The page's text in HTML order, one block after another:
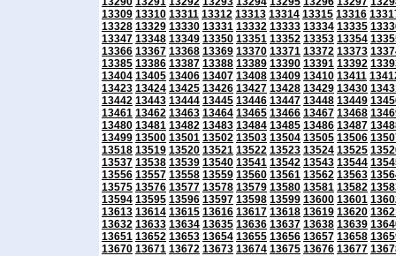
13309 13310 13311 13312 13313 13314 13315 13316
13328 13329 13330 13331 13332 13333 13334 13335
13347 13348 13349 13350 13351 13352 13353 13354
13366 13367 13368 13369 13370 13371 13372 13373
13385 13386 13387 13388 13389 13390 13391 13392
13404 13405 13406 13407 13408 13409 13410 13411
13423 13424 13425 13426 13427 13428 13429 13430
13442 13443 13444 13445 13446 13447 13448 13449
13461 13462 13463 13464 13465 13466 13467 13468
13480 13481 13482 13483 13484 13485 13486 13487
13499 13500 13501 13502 13503 13504 13505 13506
13518 13519 13520 13521 13522 13523 13524 13525
13537 13538 13539 13540 13541 13542 13543 13544
13556 13557 13558 13559 13560 13561 13562 13563
13575 13576 13577 13578 13579 13580 13581 13582
13594 13595 13596 13597 13598 13599 13600 13601
13613 13614 13615 13616 13617 13618 13619 13620
13632 13633 13634 13635 13636 13637 13638 13639
13651 13652 13653 13654 13655 13656 13657 13658
13670 13671 13672 13673 13674 13675 13676 13677